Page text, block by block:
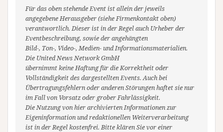
Für das oben stehende Event ist allein der jeweils
angegebene Herausgeber (siehe Firmenkontakt oben)
verantwortlich. Dieser ist in der Regel auch Urheber der
Eventbeschreibung, sowie der angehängten
Bild-, Ton-, Video-, Medien- und Informationsmaterialien.
Die United News Network GmbH
übernimmt keine Haftung für die Korrektheit oder
Vollständigkeit des dargestellten Events. Auch bei
Übertragungsfehlern oder anderen Störungen haftet sie nur
im Fall von Vorsatz oder grober Fahrlässigkeit.
Die Nutzung von hier archivierten Informationen zur
Eigeninformation und redaktionellen Weiterverarbeitung
ist in der Regel kostenfrei. Bitte klären Sie vor einer